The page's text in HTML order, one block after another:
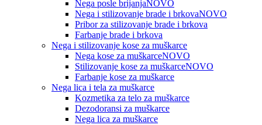
Nega posle brijanjaNOVO
Nega i stilizovanje brade i brkovaNOVO
Pribor za stilizovanje brade i brkova
Farbanje brade i brkova
Nega i stilizovanje kose za muškarce
Nega kose za muškarceNOVO
Stilizovanje kose za muškarceNOVO
Farbanje kose za muškarce
Nega lica i tela za muškarce
Kozmetika za telo za muškarce
Dezodoransi za muškarce
Nega lica za muškarce